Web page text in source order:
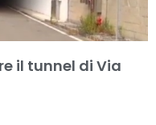
il tunnel di Via